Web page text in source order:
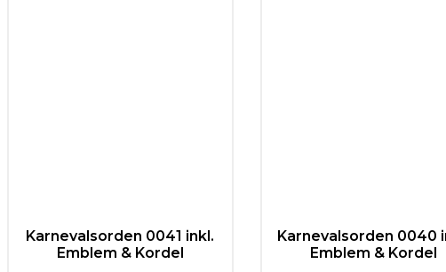
Karnevalsorden 0041 inkl.
Emblem & Kordel
Karnevalsorden 0040
Emblem & Kordel